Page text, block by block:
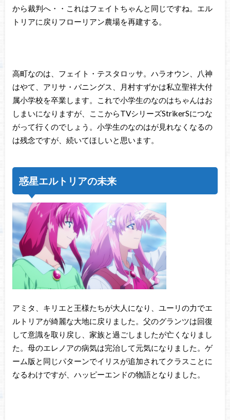
から裁判へ・・これはフェイトちゃんと同じですね。エル
トリアに戻りフローリアン農場を再建する。
高町なのは、フェイト・テスタロッサ。ハラオウン、八神
はやて、アリサ・バニングス、月村すずかは私立聖祥大付
属小学校を卒業します。これで小学生のなのはちゃんはお
しまいになりますが、ここからTVシリーズStrikerSにつな
がって行くのでしょう。小学生のなのはが見れなくなるの
は残念ですが、続いてほしいと思います。
惑星エルトリアの未来
アミタ、キリエと王様たちが大人になり、ユーリの力でエ
ルトリアが綺麗な大地に戻りました。父のグランツは回復
して意識を取り戻し、家族と過ごしましたが亡くなりまし
た。母のエレノアの病気は完治して元気になりました。ゲ
ーム版と同じパターンでイリスが追加されてクラスことに
なるわけですが、ハッピーエンドの物語となりました。